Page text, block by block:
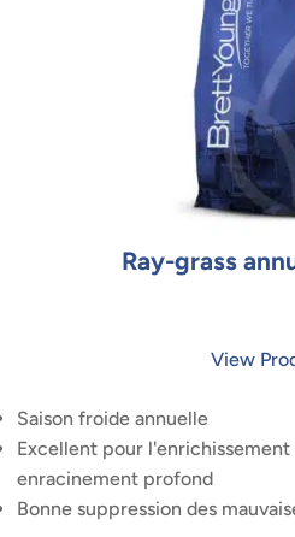
Ray-grass
View
Saison froide annuelle
Excellent pour l'enrichissement
enracinement profond
Bonne suppression des